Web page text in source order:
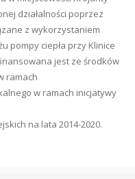
działalności poprzez
z wykorzystaniem
pompy ciepła przy Klinice
jest ze środków
ramach
w ramach inicjatywy
na lata 2014-2020.